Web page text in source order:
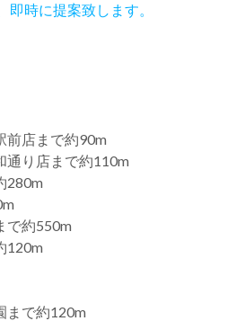
即時に提案致します。
前店まで約90m
通り店まで約110m
280m
で約550m
120m
まで約120m